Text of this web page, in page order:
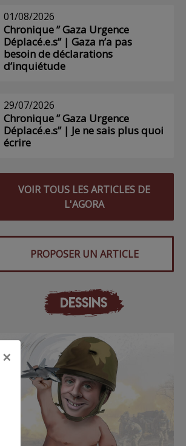
01/08/2026
Chronique ” Gaza Urgence
Déplacé.e.s” | Gaza n’a pas
besoin de déclarations
d’inquiétude
29/07/2026
Chronique ” Gaza Urgence
Déplacé.e.s” | Je ne sais plus quoi
écrire
VOIR TOUS LES ARTICLES DE
L'AGORA
PROPOSER UN ARTICLE
DESSINS
×